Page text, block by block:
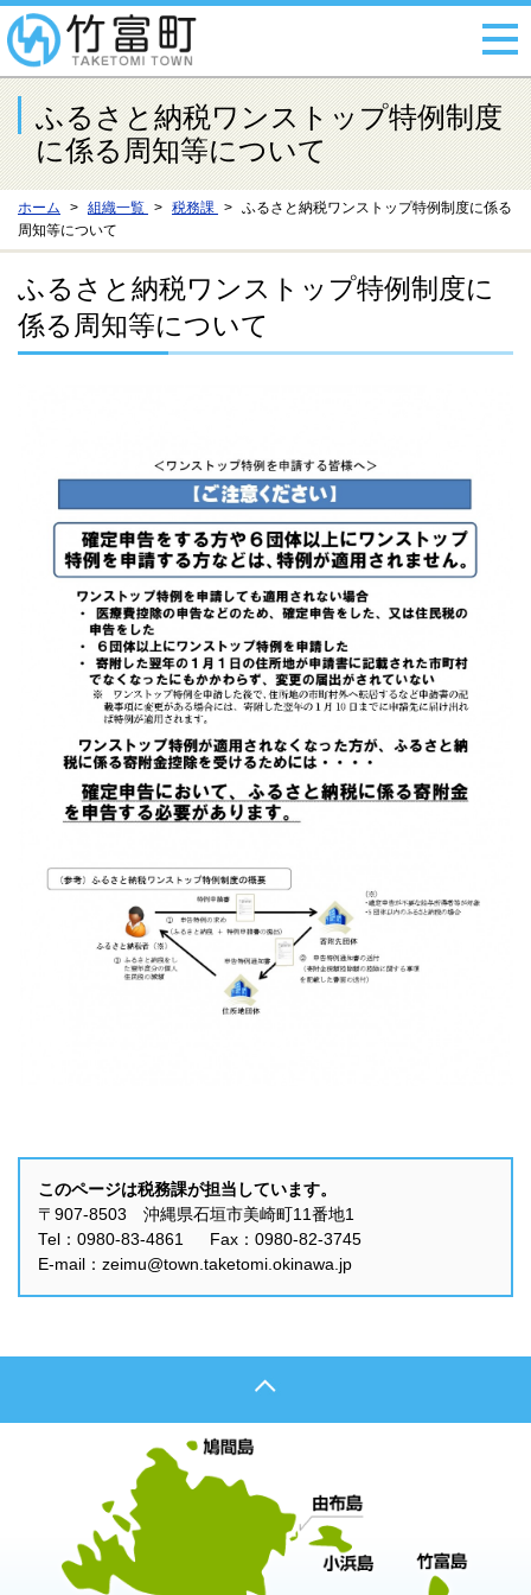
ふるさと納税ワンストップ特例制度
に係る周知等について
ホーム 組織一覧 税務課
ふるさと納税ワンストップ特例制度に係る
周知等について
ふるさと納税ワンストップ特例制度に
係る周知等について
このページは税務課が担当しています。
〒907-8503 沖縄県石垣市美崎町11番地1
Tel：0980-83-4861 Fax：0980-82-3745
E-mail：zeimu@town.taketomi.okinawa.jp